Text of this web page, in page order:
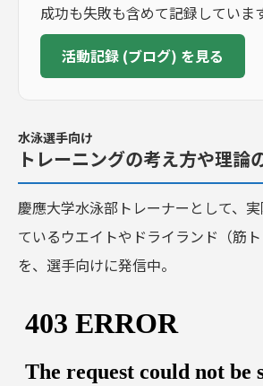
成功も失敗も含めて記録しています
活動記録 (ブログ) を見る
水泳選手向け
トレーニングの考え方や理論
慶應大学水泳部トレーナーとして、
ているウエイトやドライランド（筋
を、選手向けに発信中。